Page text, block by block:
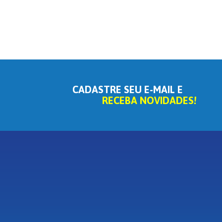
CADASTRE SEU E-MAIL E
RECEBA NOVIDADES!